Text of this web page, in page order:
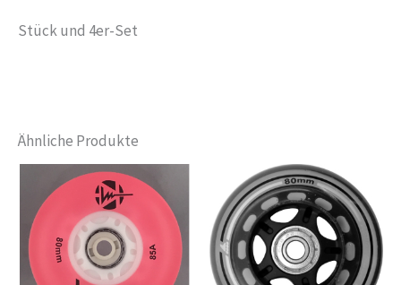
Stück und 4er-Set
Ähnliche Produkte